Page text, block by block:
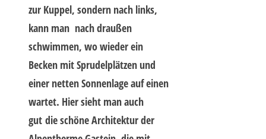
zur Kuppel, sondern nach links,
kann man nach draußen
schwimmen, wo wieder ein
Becken mit Sprudelplätzen und
einer netten Sonnenlage auf einen
wartet. Hier sieht man auch
gut die schöne Architektur der